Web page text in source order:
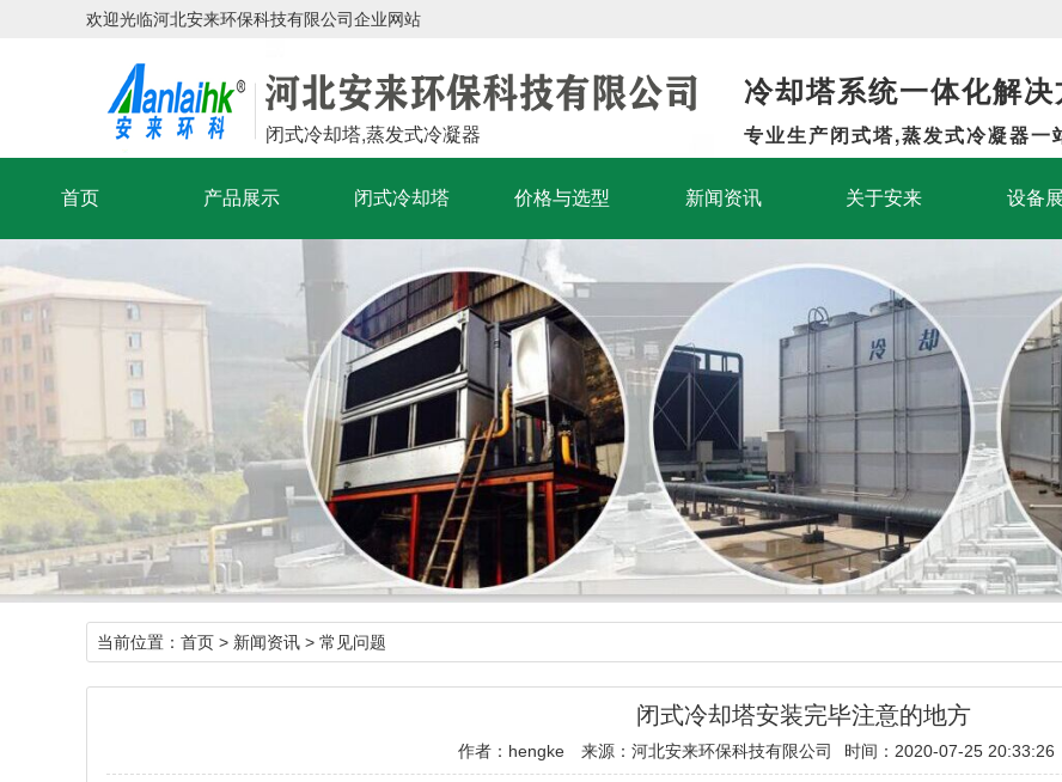
欢迎光临河北安来环保科技有限公司企业网站
闭式冷却塔,蒸发式冷凝器
冷却塔系统一体化解决
专业生产闭式塔,蒸发式冷凝器一
首页 产品展示 闭式冷却塔 价格与选型 新闻资讯 关于安来 设备
当前位置： 首页 > 新闻资讯 > 常见问题
闭式冷却塔安装完毕注意的地方
作者：hengke 来源：河北安来环保科技有限公司 时间：2020-07-25 20:33:26